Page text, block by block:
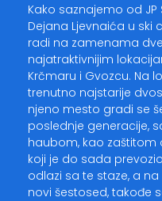
Kako saznajemo od JP
Dejana Ljevnaića u ski
radi na zamenama
najatraktivnijim
Krčmaru i Gvozcu. Na
trenutno najstarije
njeno mesto gradi se
poslednje generacije,
haubom, kao zaštitom
koji je do sada
odlazi sa te staze, a
novi šestosed, takođe